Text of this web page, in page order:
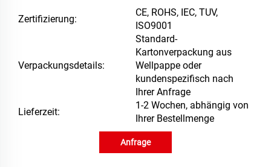
Zertifizierung:
CE, ROHS, IEC, TUV,
ISO9001
Verpackungsdetails:
Standard-
Kartonverpackung aus
Wellpappe oder
kundenspezifisch nach
Ihrer Anfrage
Lieferzeit:
1-2 Wochen, abhängig von
Ihrer Bestellmenge
Anfrage